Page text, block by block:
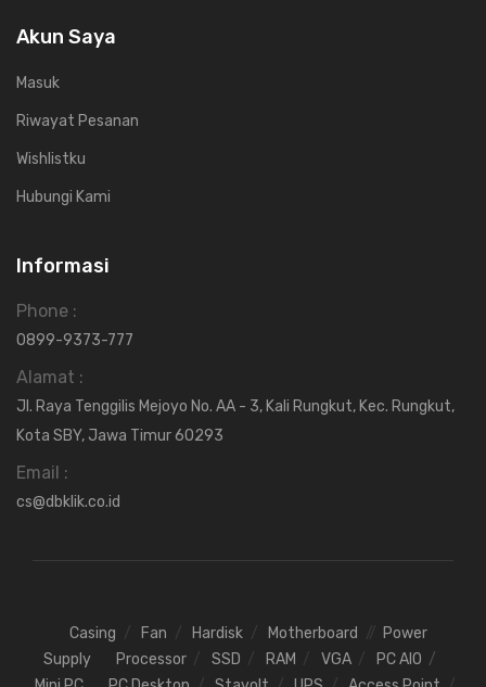
Akun Saya
Masuk
Riwayat Pesanan
Wishlistku
Hubungi Kami
Informasi
Phone :
0899-9373-777
Alamat :
Jl. Raya Tenggilis Mejoyo No. AA - 3, Kali Rungkut, Kec. Rungkut,
Kota SBY, Jawa Timur 60293
Email :
cs@dbklik.co.id
Casing Fan Hardisk Motherboard
Power
Supply
Processor SSD RAM VGA
PC AIO